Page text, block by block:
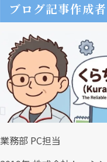
ブログ記事作成者
業務部 PC担当